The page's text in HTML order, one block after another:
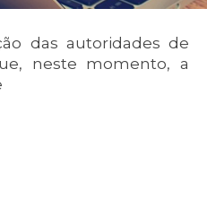
das autoridades de
neste momento, a